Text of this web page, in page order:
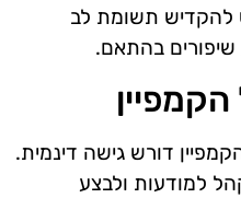
להקדיש תשומת לב
שיפורים בהתאם.
דורש גישה דינמית.
למודעות ולבצע